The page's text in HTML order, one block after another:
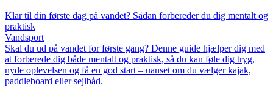
Klar til din første dag på vandet? Sådan forbereder du dig mentalt og
praktisk
Vandsport
Skal du ud på vandet for første gang? Denne guide hjælper dig med
at forberede dig både mentalt og praktisk, så du kan føle dig tryg,
nyde oplevelsen og få en god start – uanset om du vælger kajak,
paddleboard eller sejlbåd.